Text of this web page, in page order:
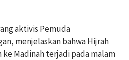
aktivis Pemuda
menjelaskan bahwa Hijrah
Madinah terjadi pada malam